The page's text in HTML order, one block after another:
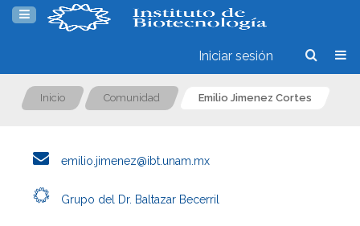
Iniciar sesión
Inicio Comunidad Emilio Jimenez Cortes
emilio.jimenez@ibt.unam.mx
Grupo del Dr. Baltazar Becerril